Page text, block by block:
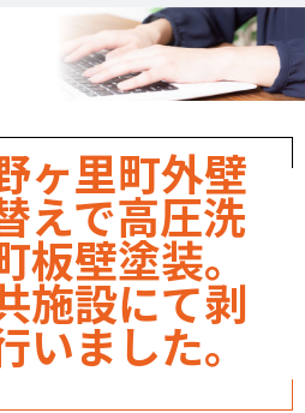
ヶ里町外壁
えで高圧洗
板壁塗装。
施設にて剥
いました。